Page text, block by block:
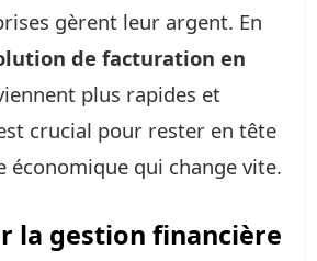
gèrent leur argent. En
de facturation en
plus rapides et
crucial pour rester en tête
économique qui change vite.
la gestion financière